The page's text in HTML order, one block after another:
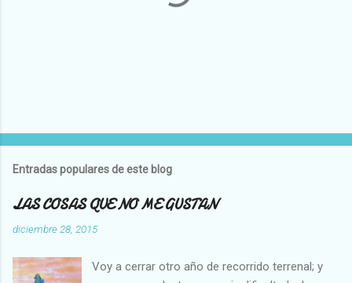
l
c
a
r
n
c
Entradas populares de este blog
LAS COSAS QUE NO ME GUSTAN
diciembre 28, 2015
Voy a cerrar otro año de recorrido terrenal; y